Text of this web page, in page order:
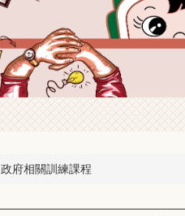
政府相關訓練課程